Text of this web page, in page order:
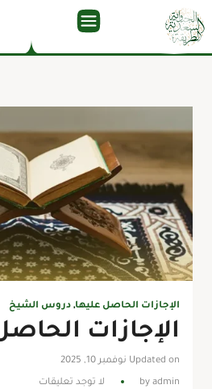
الإجازات الحاصل عليها, دروس الشيخ
الإجازات
Updated on نوفمبر 10, 2025
by admin لا توجد تعليقات